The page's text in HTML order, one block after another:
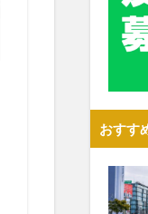
おすす